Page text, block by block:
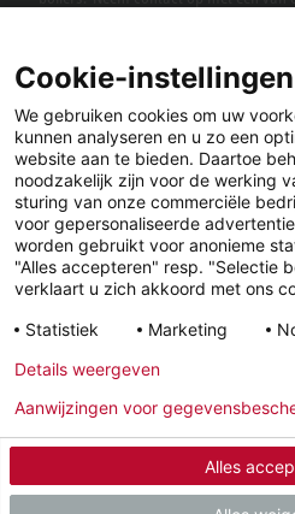
informatie
LinkedIn
YouTube
© 2026 - STIEBEL
Cookie-instellingen
We gebruiken cookies om uw
kunnen analyseren en u zo een
website aan te bieden. Daartoe
noodzakelijk zijn voor de werking
sturing van onze commerciële
voor gepersonaliseerde
worden gebruikt voor anonieme
"Alles accepteren" resp. "Selectie
verklaart u zich akkoord met ons
Statistiek
Marketing
Alles
Details weergeven
Aanwijzingen voor